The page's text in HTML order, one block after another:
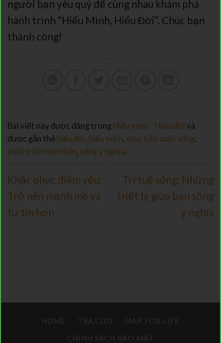
người bạn yêu quý để cùng nhau khám phá
hành trình “Hiểu Mình, Hiểu Đời”. Chúc bạn
thành công!
Bài viết này được đăng trong Hiểu mình - Hiểu đời và
được gắn thẻ hiểu đời, hiểu mình, mục tiêu cuộc sống,
phát triển bản thân, sống ý nghĩa.
Khắc phục điểm yếu:
Trở nên mạnh mẽ và
tự tin hơn
Trí tuệ sống: Những
triết lý giúp bạn sống
ý nghĩa
HOME TRA CỨU
MAP FOR LIFE
CHÍNH SÁCH BẢO MẬT